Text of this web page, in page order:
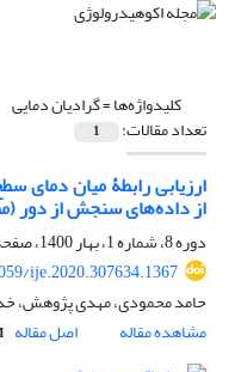
کلیدواژه‌ها =گرادیان دمایی
تعداد مقالات: 1
ارزیابی رابطۀ میان دمای
از داده‌های سنجش از دور
دوره 8، شماره 1، بهار 1400، صفحه
ije.2020.307634.1367
حامد محمودی، مهدی پژوهش،
مشاهده مقاله
اصل مقاله